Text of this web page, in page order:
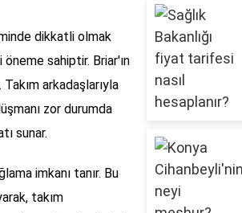
dikkatli olmak
sahiptir. Briar'ın
arkadaşlarıyla
zor durumda
sunar.
imkanı tanır. Bu
takım